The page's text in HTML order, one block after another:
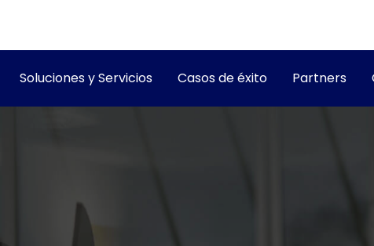
Soluciones y Servicios Casos de éxito Partners